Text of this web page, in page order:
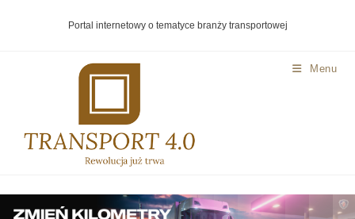
Portal internetowy o tematyce branży transportowej
Menu